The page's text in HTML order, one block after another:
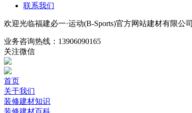
联系我们
欢迎光临福建必一·运动(B-Sports)官方网站建材有限公司
业务咨询热线： 13906090165
关注微信
首页
关于我们
装修建材知识
装修建材百科